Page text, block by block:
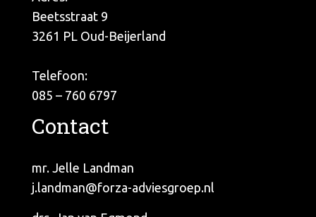
Beetsstraat 9
3261 PL Oud-Beijerland
Telefoon:
085 – 760 6797
Contact
mr. Jelle Landman
j.landman@forza-adviesgroep.nl